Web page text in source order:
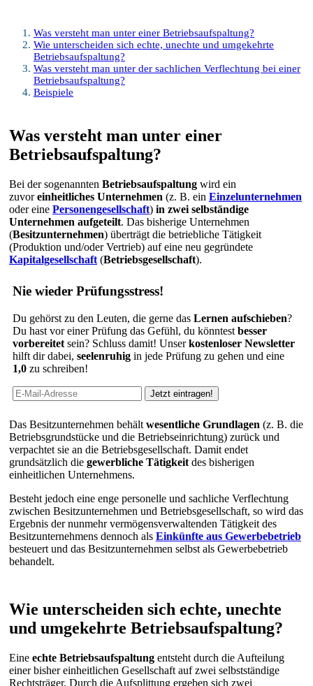
Was versteht man unter einer Betriebsaufspaltung?
Wie unterscheiden sich echte, unechte und umgekehrte
Betriebsaufspaltung?
Was versteht man unter der sachlichen Verflechtung bei einer
Betriebsaufspaltung?
Beispiele
Was versteht man unter einer
Betriebsaufspaltung?
Bei der sogenannten Betriebsaufspaltung wird ein
zuvoreinheitliches Unternehmen (z. B. ein Einzelunternehmen
oder eine Personengesellschaft) in zwei selbständige
Unternehmen aufgeteilt. Das bisherige Unternehmen
(Besitzunternehmen) überträgt die betriebliche Tätigkeit
(Produktion und/oder Vertrieb) auf eine neu gegründete
Kapitalgesellschaft (Betriebsgesellschaft).
Nie wieder Prüfungsstress!
Du gehörst zu den Leuten, die gerne das Lernen aufschieben?
Du hast vor einer Prüfung das Gefühl, du könntest besser
vorbereitet sein? Schluss damit! Unserkostenloser Newsletter
hilft dir dabei, seelenruhig in jede Prüfung zu gehen und eine
1,0 zu schreiben!
Das Besitzunternehmen behält wesentliche Grundlagen (z. B. die
Betriebsgrundstücke und die Betriebseinrichtung) zurück und
verpachtet sie an die Betriebsgesellschaft. Damit endet
grundsätzlich die gewerbliche Tätigkeit des bisherigen
einheitlichen Unternehmens.
Besteht jedoch eine enge personelle und sachliche Verflechtung
zwischen Besitzunternehmen und Betriebsgesellschaft, so wird das
Ergebnis der nunmehr vermögensverwaltenden Tätigkeit des
Besitzunternehmens dennoch als Einkünfte aus Gewerbebetrieb
besteuert und das Besitzunternehmen selbst als Gewerbebetrieb
behandelt.
Wie unterscheiden sich echte, unechte
und umgekehrte Betriebsaufspaltung?
Eine echte Betriebsaufspaltung entsteht durch die Aufteilung
einer bisher einheitlichen Gesellschaft auf zwei selbstständige
Rechtsträger. Durch die Aufsplittung ergeben sich zwei